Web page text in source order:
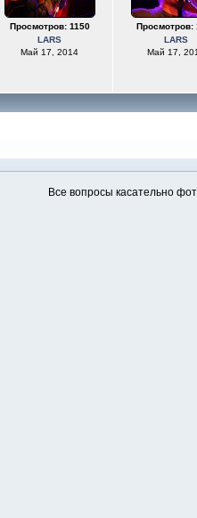
Просмотров: 1150
LARS
Май 17, 2014
Просмотров:
LARS
Май 17,
Все вопросы касательно